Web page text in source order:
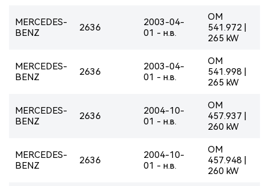
MERCEDES-
BENZ
2636
2003-04-
01 - н.в.
OM
541.972 |
265 kW
MERCEDES-
BENZ
2636
2003-04-
01 - н.в.
OM
541.998 |
265 kW
MERCEDES-
BENZ
2636
2004-10-
01 - н.в.
OM
457.937 |
260 kW
MERCEDES-
BENZ
2636
2004-10-
01 - н.в.
OM
457.948 |
260 kW